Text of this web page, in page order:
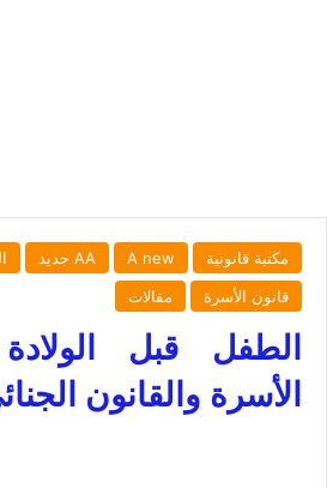
مكتبة قانونية A new AA جديد
قانون الأسرة
مقالات
الطفل قبل
الأسرة والقانون